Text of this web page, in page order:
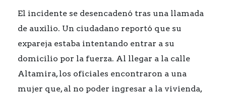
El incidente se desencadenó tras una llamada
de auxilio. Un ciudadano reportó que su
expareja estaba intentando entrar a su
domicilio por la fuerza. Al llegar a la calle
Altamira, los oficiales encontraron a una
mujer que, al no poder ingresar a la vivienda,